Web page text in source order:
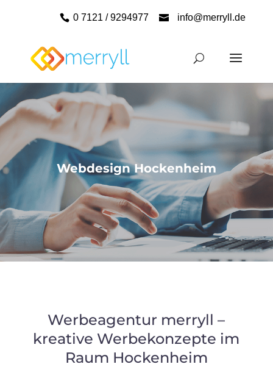
0 7121 / 9294977 info@merryll.de
Webdesign Hockenheim
Werbeagentur merryll –
kreative Werbekonzepte im
Raum Hockenheim